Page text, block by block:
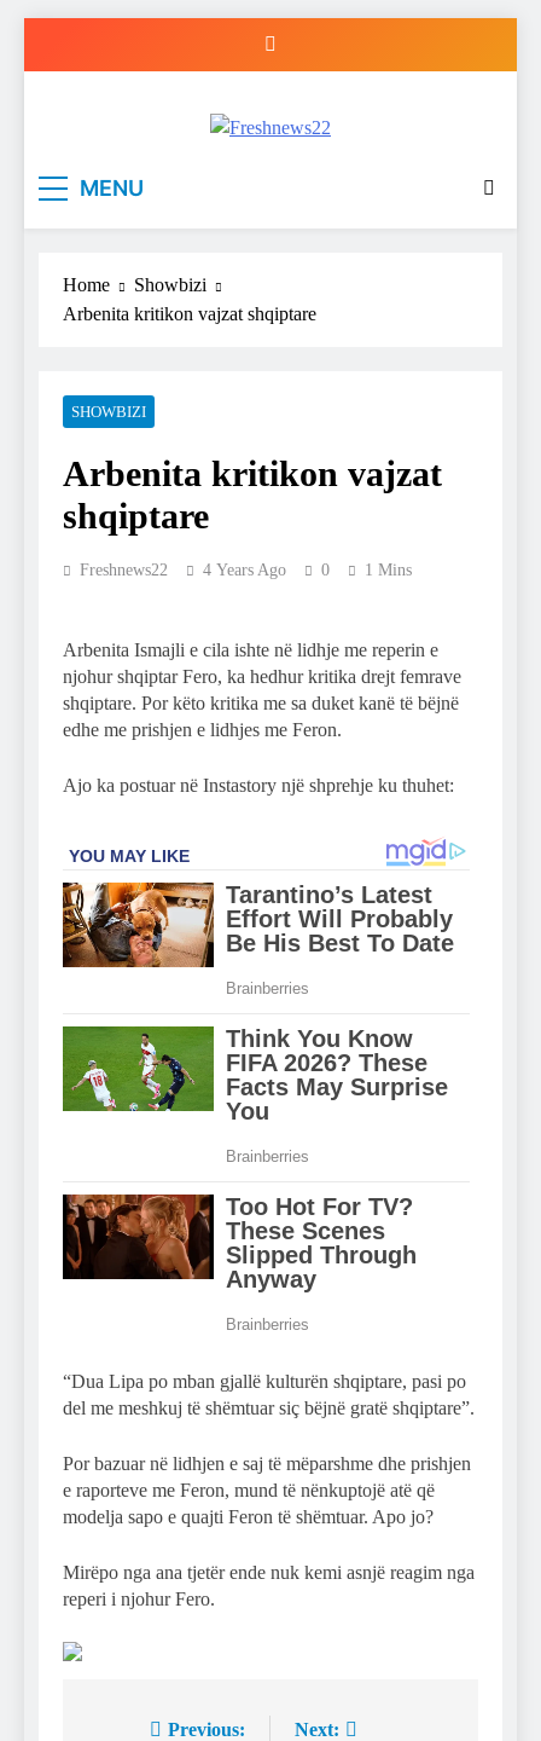
MENU
Home
Showbizi
Arbenita kritikon vajzat shqiptare
SHOWBIZI
Arbenita kritikon vajzat
shqiptare
Freshnews22 4 Years Ago 0 1 Mins
Arbenita Ismajli e cila ishte në lidhje me reperin e
njohur shqiptar Fero, ka hedhur kritika drejt femrave
shqiptare. Por këto kritika me sa duket kanë të bëjnë
edhe me prishjen e lidhjes me Feron.
Ajo ka postuar në Instastory një shprehje ku thuhet:
“Dua Lipa po mban gjallë kulturën shqiptare, pasi po
del me meshkuj të shëmtuar siç bëjnë gratë shqiptare”.
Por bazuar në lidhjen e saj të mëparshme dhe prishjen
e raporteve me Feron, mund të nënkuptojë atë që
modelja sapo e quajti Feron të shëmtuar. Apo jo?
Mirëpo nga ana tjetër ende nuk kemi asnjë reagim nga
reperi i njohur Fero.
Previous: Next: